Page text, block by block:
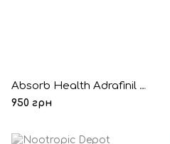
Absorb Health Adrafinil 300mg 30 капсул
950 грн